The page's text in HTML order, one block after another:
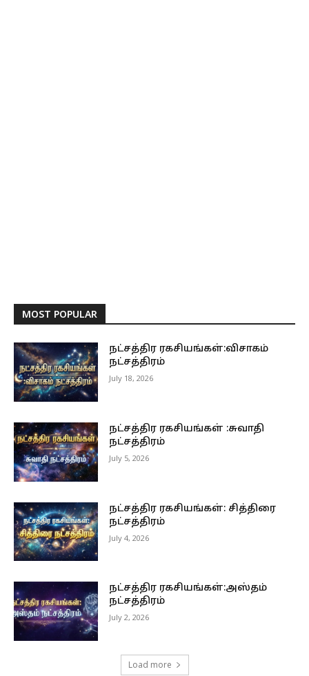
MOST POPULAR
நட்சத்திர ரகசியங்கள்:விசாகம்
நட்சத்திரம்
July 18, 2026
நட்சத்திர ரகசியங்கள் :சுவாதி
நட்சத்திரம்
July 5, 2026
நட்சத்திர ரகசியங்கள்: சித்திரை
நட்சத்திரம்
July 4, 2026
நட்சத்திர ரகசியங்கள்:அஸ்தம்
நட்சத்திரம்
July 2, 2026
Load more